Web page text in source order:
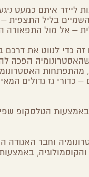
לייזר איתם כמעט
בליל התצפית
– אל מול התפאורה
כדי לנווט את דרכם
הפכה
מהתפתחות
גז גדולים
באמצעות הטלסקופ
גלנץ – חובב אסטרונומיה